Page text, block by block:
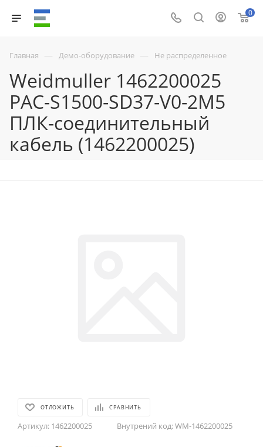
0
Главная — Демо-оборудование — Не распределенное
Weidmuller 1462200025
PAC-S1500-SD37-V0-2M5
ПЛК-соединительный
кабель (1462200025)
ОТЛОЖИТЬ СРАВНИТЬ
Артикул: 1462200025 Внутрений код:WM-1462200025